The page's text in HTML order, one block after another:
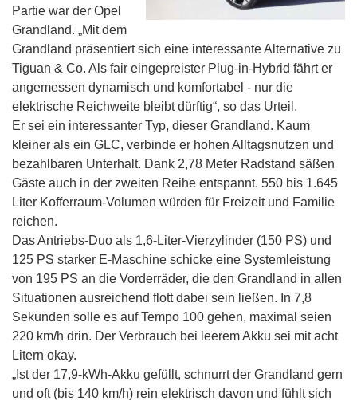
Partie war der Opel
Grandland. „Mit dem
Grandland präsentiert sich eine interessante Alternative zu
Tiguan & Co. Als fair eingepreister Plug-in-Hybrid fährt er
angemessen dynamisch und komfortabel - nur die
elektrische Reichweite bleibt dürftig“, so das Urteil.
Er sei ein interessanter Typ, dieser Grandland. Kaum
kleiner als ein GLC, verbinde er hohen Alltagsnutzen und
bezahlbaren Unterhalt. Dank 2,78 Meter Radstand säßen
Gäste auch in der zweiten Reihe entspannt. 550 bis 1.645
Liter Kofferraum-Volumen würden für Freizeit und Familie
reichen.
Das Antriebs-Duo als 1,6-Liter-Vierzylinder (150 PS) und
125 PS starker E-Maschine schicke eine Systemleistung
von 195 PS an die Vorderräder, die den Grandland in allen
Situationen ausreichend flott dabei sein ließen. In 7,8
Sekunden solle es auf Tempo 100 gehen, maximal seien
220 km/h drin. Der Verbrauch bei leerem Akku sei mit acht
Litern okay.
„Ist der 17,9-kWh-Akku gefüllt, schnurrt der Grandland gern
und oft (bis 140 km/h) rein elektrisch davon und fühlt sich